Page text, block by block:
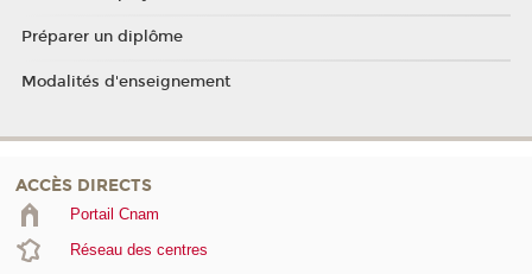
Préparer un diplôme
Modalités d'enseignement
ACCÈS DIRECTS
Portail Cnam
Réseau des centres